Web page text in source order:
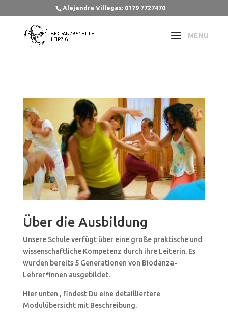
Alejandra Villegas: 0179 7727470
Über die Ausbildung
Unsere Schule verfügt über eine große praktische und
wissenschaftliche Kompetenz durch ihre Leiterin. Es
wurden bereits 5 Generationen von Biodanza-
Lehrer*innen ausgebildet.
Hier unten , findest Du eine detailliertere
Modulübersicht mit Beschreibung.